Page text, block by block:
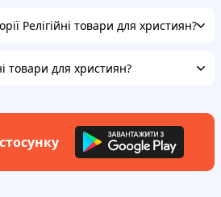
Релігійні товари для християн?
товари для християн?